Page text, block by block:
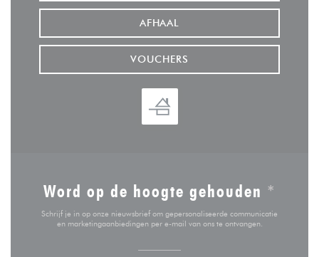
AFHAAL
VOUCHERS
Word op de hoogte gehouden *
Schrijf je in op onze nieuwsbrief om gepersonaliseerde communicatie
en marketingaanbiedingen per e-mail van ons te ontvangen.